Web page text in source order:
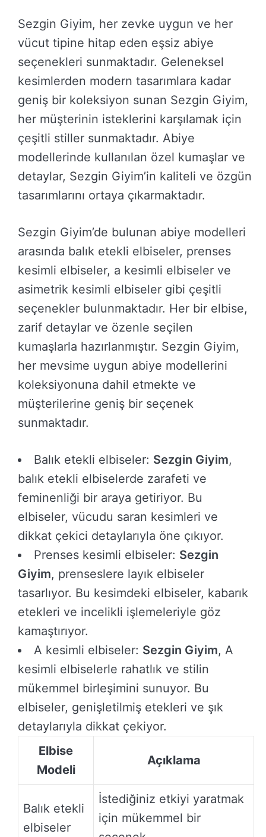
Sezgin Giyim, her zevke uygun ve her
vücut tipine hitap eden eşsiz abiye
seçenekleri sunmaktadır. Geleneksel
kesimlerden modern tasarımlara kadar
geniş bir koleksiyon sunan Sezgin Giyim,
her müşterinin isteklerini karşılamak için
çeşitli stiller sunmaktadır. Abiye
modellerinde kullanılan özel kumaşlar ve
detaylar, Sezgin Giyim’in kaliteli ve özgün
tasarımlarını ortaya çıkarmaktadır.
Sezgin Giyim’de bulunan abiye modelleri
arasında balık etekli elbiseler, prenses
kesimli elbiseler, a kesimli elbiseler ve
asimetrik kesimli elbiseler gibi çeşitli
seçenekler bulunmaktadır. Her bir elbise,
zarif detaylar ve özenle seçilen
kumaşlarla hazırlanmıştır. Sezgin Giyim,
her mevsime uygun abiye modellerini
koleksiyonuna dahil etmekte ve
müşterilerine geniş bir seçenek
sunmaktadır.
Balık etekli elbiseler: Sezgin Giyim,
balık etekli elbiselerde zarafeti ve
feminenliği bir araya getiriyor. Bu
elbiseler, vücudu saran kesimleri ve
dikkat çekici detaylarıyla öne çıkıyor.
Prenses kesimli elbiseler: Sezgin
Giyim, prenseslere layık elbiseler
tasarlıyor. Bu kesimdeki elbiseler, kabarık
etekleri ve incelikli işlemeleriyle göz
kamaştırıyor.
A kesimli elbiseler: Sezgin Giyim, A
kesimli elbiselerle rahatlık ve stilin
mükemmel birleşimini sunuyor. Bu
elbiseler, genişletilmiş etekleri ve şık
detaylarıyla dikkat çekiyor.
Elbise
Modeli
Açıklama
Balık etekli
elbiseler
İstediğiniz etkiyi yaratmak
için mükemmel bir